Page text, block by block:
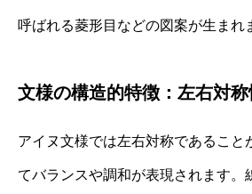
呼ばれる菱形目などの図案が生まれ
文様の構造的特徴：左右対
アイヌ文様では左右対称であること
てバランスや調和が表現されます。